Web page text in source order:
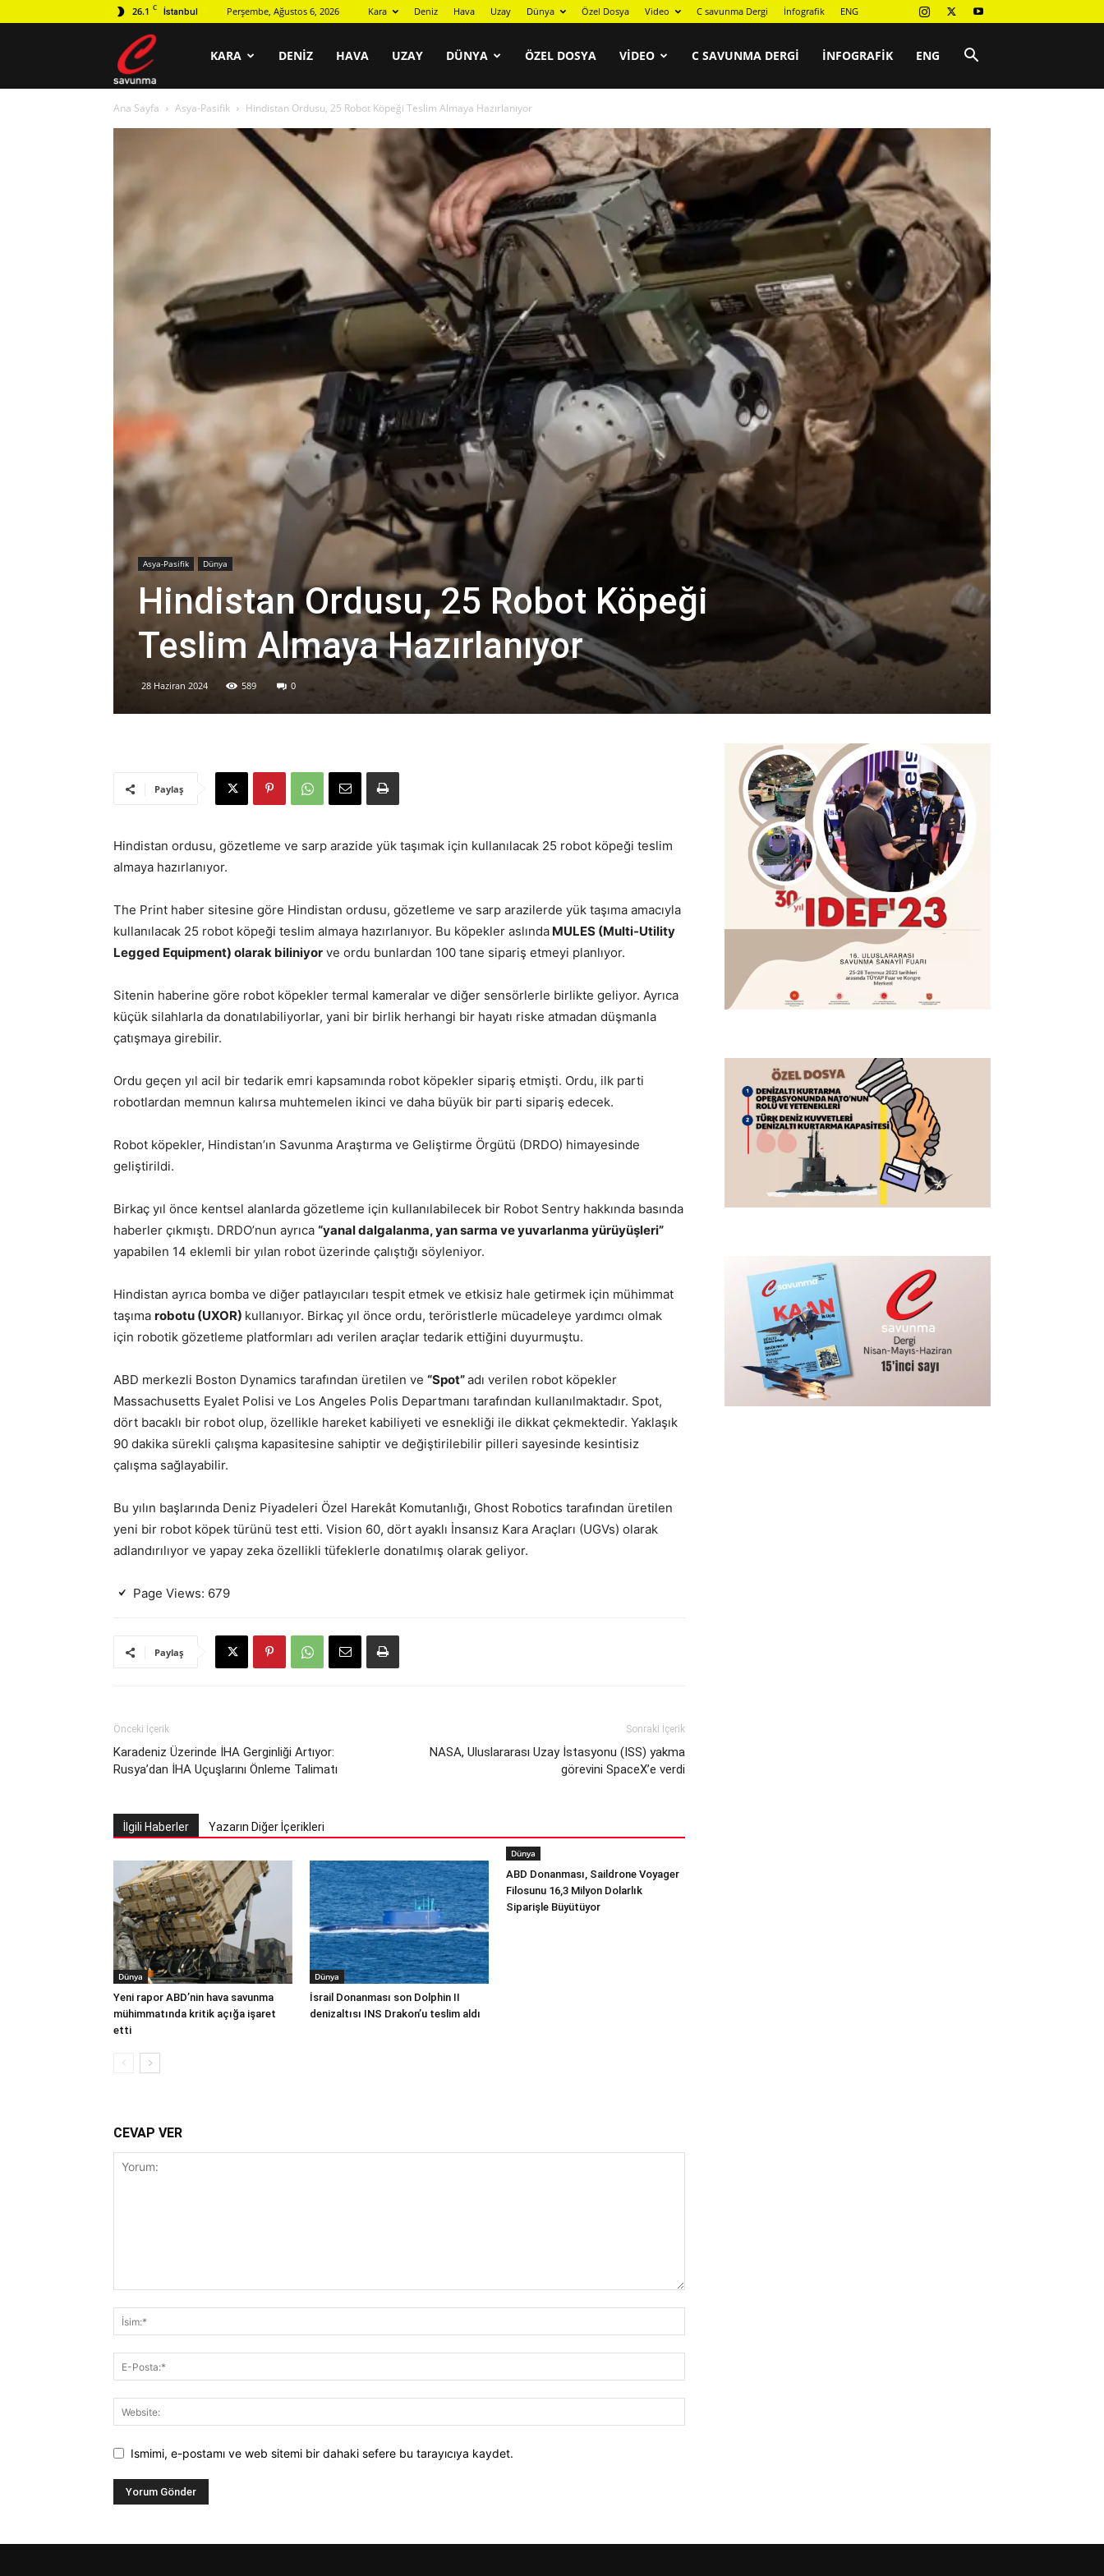
26.1 C İstanbul Perşembe, Ağustos 6, 2026 Kara Deniz Hava Uzay Dünya Özel Dosya Video C savunma Dergi İnfografik ENG
KARA DENIZ HAVA UZAY DÜNYA ÖZEL DOSYA VIDEO C SAVUNMA DERGI İNFOGRAFIK ENG
Ana Sayfa Asya-Pasifik Hindistan Ordusu, 25 Robot Köpeği Teslim Almaya Hazırlanıyor
Asya-Pasifik Dünya
Hindistan Ordusu, 25 Robot Köpeği
Teslim Almaya Hazırlanıyor
28 Haziran 2024 589 0
Paylaş
Hindistan ordusu, gözetleme ve sarp arazide yük taşımak için kullanılacak 25 robot köpeği teslim
almaya hazırlanıyor.
The Print haber sitesine göre Hindistan ordusu, gözetleme ve sarp arazilerde yük taşıma amacıyla
kullanılacak 25 robot köpeği teslim almaya hazırlanıyor. Bu köpekler aslında MULES (Multi-Utility
Legged Equipment) olarak biliniyor ve ordu bunlardan 100 tane sipariş etmeyi planlıyor.
Sitenin haberine göre robot köpekler termal kameralar ve diğer sensörlerle birlikte geliyor. Ayrıca
küçük silahlarla da donatılabiliyorlar, yani bir birlik herhangi bir hayatı riske atmadan düşmanla
çatışmaya girebilir.
Ordu geçen yıl acil bir tedarik emri kapsamında robot köpekler sipariş etmişti. Ordu, ilk parti
robotlardan memnun kalırsa muhtemelen ikinci ve daha büyük bir parti sipariş edecek.
Robot köpekler, Hindistan’ın Savunma Araştırma ve Geliştirme Örgütü (DRDO) himayesinde
geliştirildi.
Birkaç yıl önce kentsel alanlarda gözetleme için kullanılabilecek bir Robot Sentry hakkında basında
haberler çıkmıştı. DRDO’nun ayrıca “yanal dalgalanma, yan sarma ve yuvarlanma yürüyüşleri”
yapabilen 14 eklemli bir yılan robot üzerinde çalıştığı söyleniyor.
Hindistan ayrıca bomba ve diğer patlayıcıları tespit etmek ve etkisiz hale getirmek için mühimmat
taşıma robotu (UXOR) kullanıyor. Birkaç yıl önce ordu, teröristlerle mücadeleye yardımcı olmak
için robotik gözetleme platformları adı verilen araçlar tedarik ettiğini duyurmuştu.
ABD merkezli Boston Dynamics tarafından üretilen ve “Spot”adı verilen robot köpekler
Massachusetts Eyalet Polisi ve Los Angeles Polis Departmanı tarafından kullanılmaktadır. Spot,
dört bacaklı bir robot olup, özellikle hareket kabiliyeti ve esnekliği ile dikkat çekmektedir. Yaklaşık
90 dakika sürekli çalışma kapasitesine sahiptir ve değiştirilebilir pilleri sayesinde kesintisiz
çalışma sağlayabilir.
Bu yılın başlarında Deniz Piyadeleri Özel Harekât Komutanlığı, Ghost Robotics tarafından üretilen
yeni bir robot köpek türünü test etti. Vision 60, dört ayaklı İnsansız Kara Araçları (UGVs) olarak
adlandırılıyor ve yapay zeka özellikli tüfeklerle donatılmış olarak geliyor.
Page Views: 679
Paylaş
Önceki İçerik
Karadeniz Üzerinde İHA Gerginliği Artıyor:
Rusya’dan İHA Uçuşlarını Önleme Talimatı
Sonraki İçerik
NASA, Uluslararası Uzay İstasyonu (ISS) yakma
görevini SpaceX’e verdi
İlgili Haberler Yazarın Diğer İçerikleri
Dünya
Yeni rapor ABD’nin hava savunma
mühimmatında kritik açığa işaret
etti
Dünya
İsrail Donanması son Dolphin II
denizaltısı INS Drakon’u teslim aldı
Dünya
ABD Donanması, Saildrone Voyager
Filosunu 16,3 Milyon Dolarlık
Siparişle Büyütüyor
CEVAP VER
Ismimi, e-postamı ve web sitemi bir dahaki sefere bu tarayıcıya kaydet.